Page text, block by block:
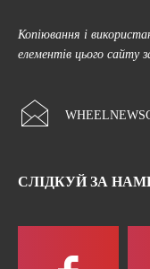
Копіювання і
елементів цього сайту
СЛІДКУЙ ЗА